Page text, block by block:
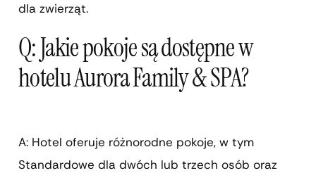
dla zwierząt.
Q: Jakie pokoje są dostępne w
hotelu Aurora Family & SPA?
A: Hotel oferuje różnorodne pokoje, w tym
Standardowe dla dwóch lub trzech osób oraz